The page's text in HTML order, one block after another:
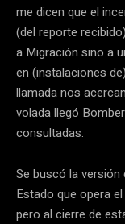
me dicen que el
(del reporte
a Migración sino a
en (instalaciones
llamada nos
volada llegó
consultadas.
Se buscó la versión
Estado que opera
pero al cierre de